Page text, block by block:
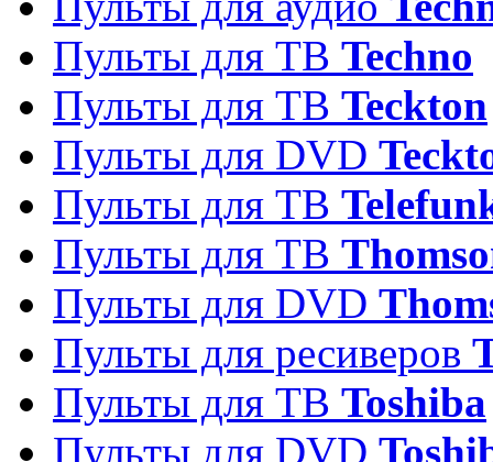
Пульты для ТВ Techno
Пульты для ТВ Teckton
Пульты для DVD
Пульты для ТВ
Пульты для ТВ
Пульты для DVD
Пульты для ресиверов
Пульты для ТВ Toshiba
Пульты для DVD